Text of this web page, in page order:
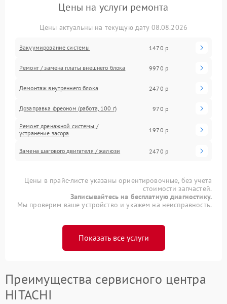
Цены на услуги ремонта
Цены актуальны на текущую дату 08.08.2026
Вакуумирование системы 1470 р
Ремонт / замена платы внешнего блока 9970 р
Демонтаж внутреннего блока 2470 р
Дозаправка фреоном (работа, 100 г) 970 р
Ремонт дренажной системы /
устранение засора
1970 р
Замена шагового двигателя / жалюзи 2470 р
Цены в прайс-листе указаны ориентировочные, без учета
стоимости запчастей.
Записывайтесь на бесплатную диагностику.
Мы проверим ваше устройство и укажем на неисправность.
Показать все услуги
Преимущества сервисного центра
HITACHI